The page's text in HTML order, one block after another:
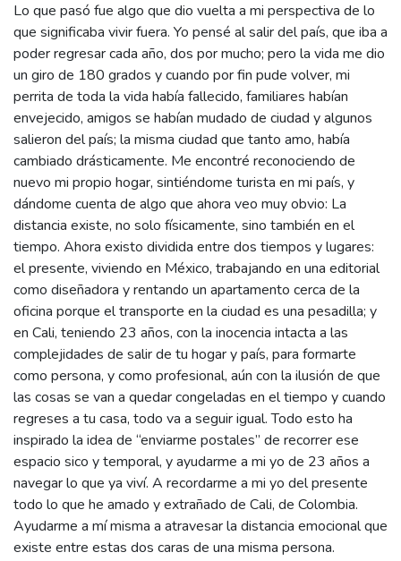
Lo que pasó fue algo que dio vuelta a mi perspectiva de lo
que significaba vivir fuera. Yo pensé al salir del país, que iba a
poder regresar cada año, dos por mucho; pero la vida me dio
un giro de 180 grados y cuando por fin pude volver, mi
perrita de toda la vida había fallecido, familiares habían
envejecido, amigos se habían mudado de ciudad y algunos
salieron del país; la misma ciudad que tanto amo, había
cambiado drásticamente. Me encontré reconociendo de
nuevo mi propio hogar, sintiéndome turista en mi país, y
dándome cuenta de algo que ahora veo muy obvio: La
distancia existe, no solo físicamente, sino también en el
tiempo. Ahora existo dividida entre dos tiempos y lugares:
el presente, viviendo en México, trabajando en una editorial
como diseñadora y rentando un apartamento cerca de la
oficina porque el transporte en la ciudad es una pesadilla; y
en Cali, teniendo 23 años, con la inocencia intacta a las
complejidades de salir de tu hogar y país, para formarte
como persona, y como profesional, aún con la ilusión de que
las cosas se van a quedar congeladas en el tiempo y cuando
regreses a tu casa, todo va a seguir igual. Todo esto ha
inspirado la idea de “enviarme postales” de recorrer ese
espacio sico y temporal, y ayudarme a mi yo de 23 años a
navegar lo que ya viví. A recordarme a mi yo del presente
todo lo que he amado y extrañado de Cali, de Colombia.
Ayudarme a mí misma a atravesar la distancia emocional que
existe entre estas dos caras de una misma persona.